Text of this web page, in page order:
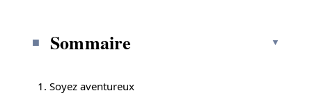
Sommaire
1. Soyez aventureux